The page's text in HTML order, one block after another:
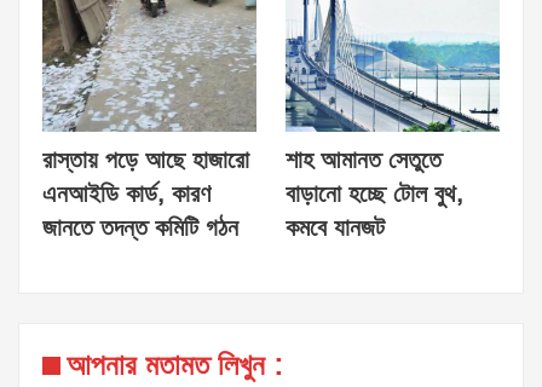
রাস্তায় পড়ে আছে হাজারো
এনআইডি কার্ড, কারণ
জানতে তদন্ত কমিটি গঠন
শাহ আমানত সেতুতে
বাড়ানো হচ্ছে টোল বুথ,
কমবে যানজট
আপনার মতামত লিখুন :